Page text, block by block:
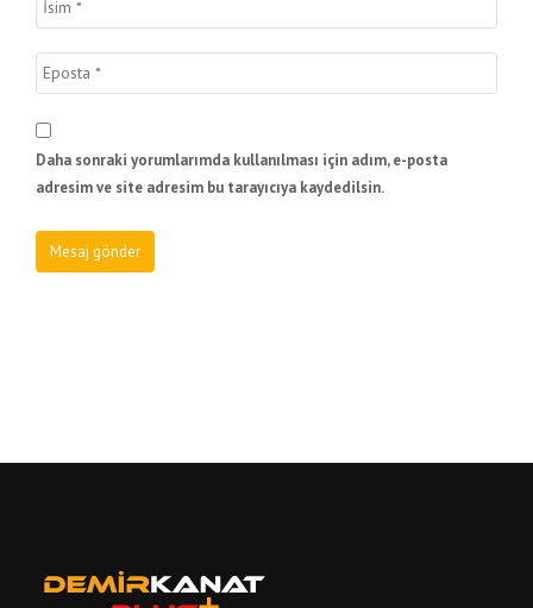
Daha sonraki yorumlarımda kullanılması için adım, e-posta
adresim ve site adresim bu tarayıcıya kaydedilsin.